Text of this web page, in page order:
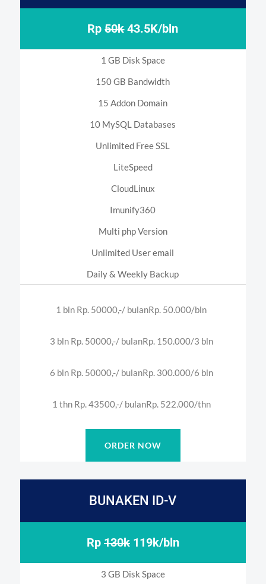
Rp50k43.5K/bln
1 GB Disk Space
150 GB Bandwidth
15 Addon Domain
10 MySQL Databases
Unlimited Free SSL
LiteSpeed
CloudLinux
Imunify360
Multi php Version
Unlimited User email
Daily & Weekly Backup
1 bln Rp. 50000,-/ bulanRp. 50.000/bln
3 bln Rp. 50000,-/ bulanRp. 150.000/3 bln
6 bln Rp. 50000,-/ bulanRp. 300.000/6 bln
1 thn Rp. 43500,-/ bulanRp. 522.000/thn
ORDER NOW
BUNAKEN ID-V
Rp 130k119k/bln
3 GB Disk Space